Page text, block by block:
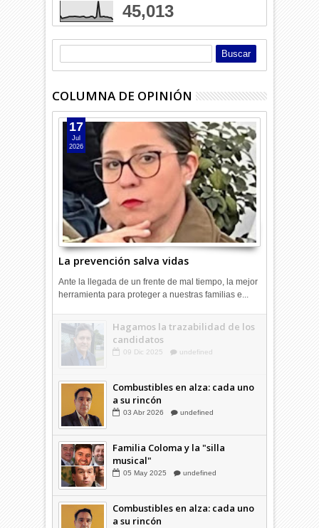
45,013
COLUMNA DE OPINIÓN
La prevención salva vidas
17
Jul
2026
Ante la llegada de un frente de mal tiempo, la mejor
herramienta para proteger a nuestras familias e...
Hagamos la trazabilidad de los
candidatos
09 Dic 2025 undefined
Combustibles en alza: cada uno
a su rincón
03 Abr 2026 undefined
Familia Coloma y la "silla
musical"
05 May 2025 undefined
Combustibles en alza: cada uno
a su rincón